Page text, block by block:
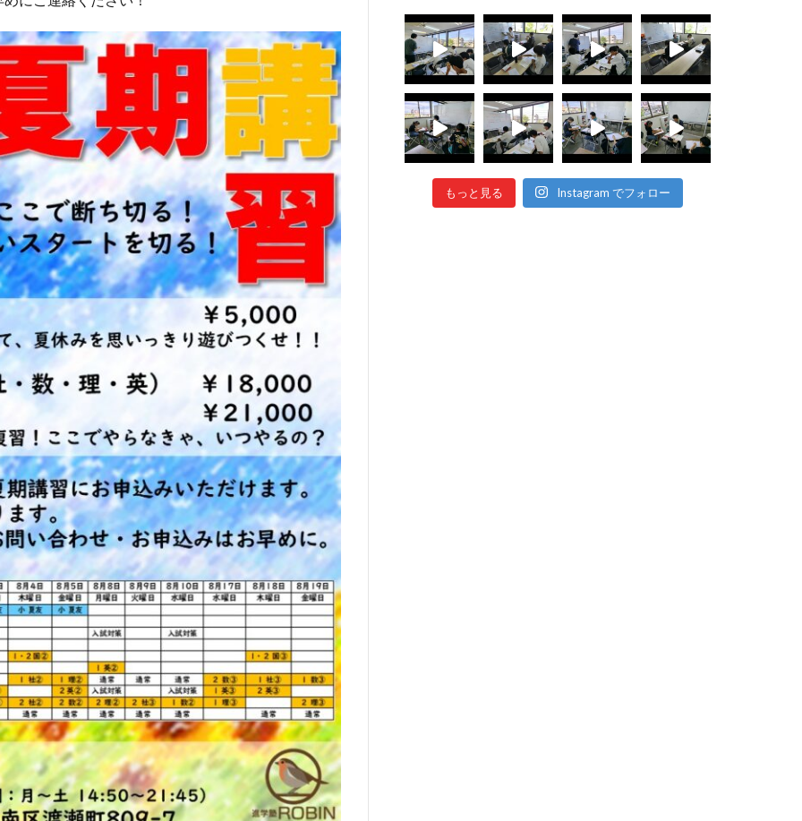
もっと見る Instagram でフォロー